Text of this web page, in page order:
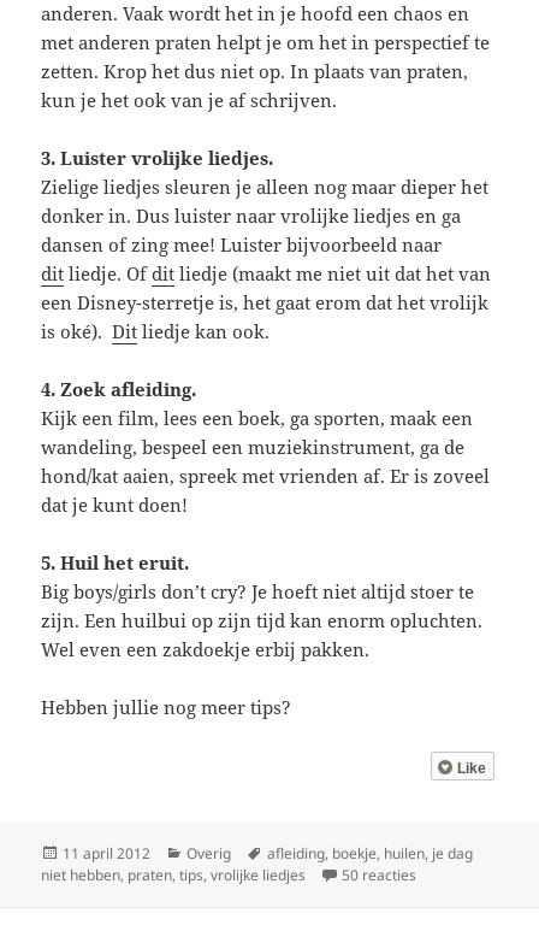
anderen. Vaak wordt het in je hoofd een chaos en
met anderen praten helpt je om het in perspectief te
zetten. Krop het dus niet op. In plaats van praten,
kun je het ook van je af schrijven.
3. Luister vrolijke liedjes.
Zielige liedjes sleuren je alleen nog maar dieper het
donker in. Dus luister naar vrolijke liedjes en ga
dansen of zing mee! Luister bijvoorbeeld naar
dit liedje. Ofdit liedje (maakt me niet uit dat het van
een Disney-sterretje is, het gaat erom dat het vrolijk
is oké).Dit liedje kan ook.
4. Zoek afleiding.
Kijk een film, lees een boek, ga sporten, maak een
wandeling, bespeel een muziekinstrument, ga de
hond/kat aaien, spreek met vrienden af. Er is zoveel
dat je kunt doen!
5. Huil het eruit.
Big boys/girls don’t cry? Je hoeft niet altijd stoer te
zijn. Een huilbui op zijn tijd kan enorm opluchten.
Wel even een zakdoekje erbij pakken.
Hebben jullie nog meer tips?
Like
Geplaatst
op
11 april 2012 Categorieën
Overig Tags
afleiding, boekje, huilen, je dag
niet hebben, praten,tips,vrolijke liedjes 50 reacties